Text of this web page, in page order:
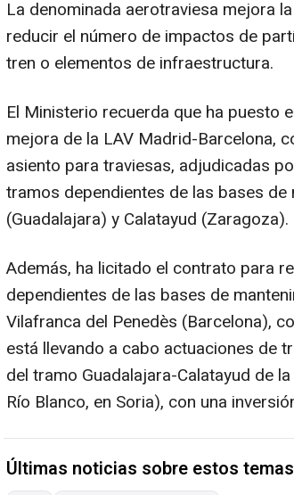
La denominada aerotraviesa mejora
reducir el número de impactos de
tren o elementos de infraestructura.
El Ministerio recuerda que ha puesto
mejora de la LAV Madrid-Barcelona,
asiento para traviesas, adjudicadas
tramos dependientes de las bases de
(Guadalajara) y Calatayud (Zaragoza).
Además, ha licitado el contrato para
dependientes de las bases de
Vilafranca del Penedès (Barcelona),
está llevando a cabo actuaciones de
del tramo Guadalajara-Calatayud de
Río Blanco, en Soria), con una
Últimas noticias sobre estos temas